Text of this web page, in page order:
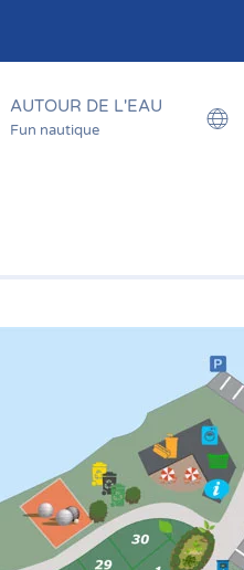
AUTOUR DE L'EAU
Fun nautique